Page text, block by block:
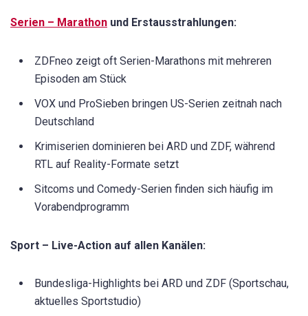
Serien – Marathon und Erstausstrahlungen:
ZDFneo zeigt oft Serien-Marathons mit mehreren
Episoden am Stück
VOX und ProSieben bringen US-Serien zeitnah nach
Deutschland
Krimiserien dominieren bei ARD und ZDF, während
RTL auf Reality-Formate setzt
Sitcoms und Comedy-Serien finden sich häufig im
Vorabendprogramm
Sport – Live-Action auf allen Kanälen:
Bundesliga-Highlights bei ARD und ZDF (Sportschau,
aktuelles Sportstudio)